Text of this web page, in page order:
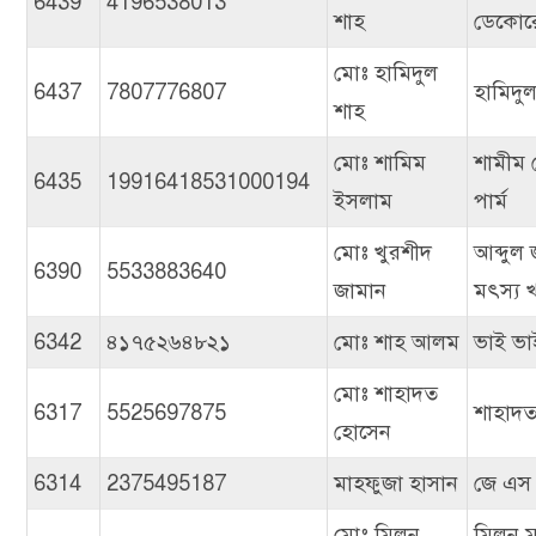
শাহ
6437 7807776807
মোঃ হামিদুল
শাহ
6435 19916418531000194
মোঃ শামিম
ইসলাম
শামীম
পার্ম
6390 5533883640
মোঃ খুরশীদ
জামান
আব্দুল
মৎস্য
6342
৪১৭৫২৬৪৮২১ মোঃ শাহ আলম ভাই
6317 5525697875
মোঃ শাহাদত
হোসেন
6314 2375495187 মাহফুজা হাসান
জে এস